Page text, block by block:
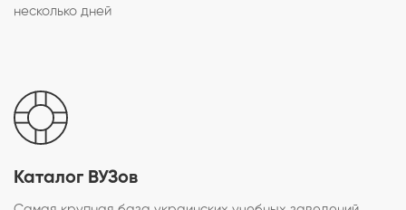
несколько дней
Каталог ВУЗов